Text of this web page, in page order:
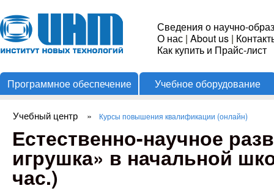
Институт
Новых
Технологий
Сведения о научно-
О нас | About us |
Как купить и Прайс-лист
Программное обеспечение Учебное оборудование
Вы здесь
Учебный центр » Курсы повышения квалификации (онлайн)
Естественно-научное
игрушка» в начальной
час.)